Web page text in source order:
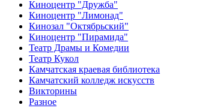
Киноцентр "Дружба"
Киноцентр "Лимонад"
Кинозал "Октябрьский"
Киноцентр "Пирамида"
Театр Драмы и Комедии
Театр Кукол
Камчатская краевая библиотека
Камчатский колледж искусств
Викторины
Разное